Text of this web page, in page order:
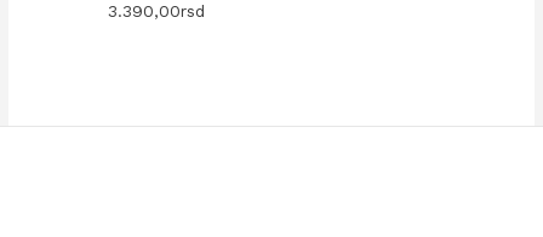
3.390,00rsd